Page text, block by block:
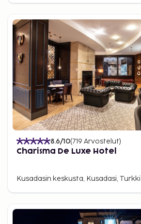
8.6/10(719 Arvostelut)
Charisma De Luxe Hotel
Kusadasin keskusta, Kusadasi, Turkki